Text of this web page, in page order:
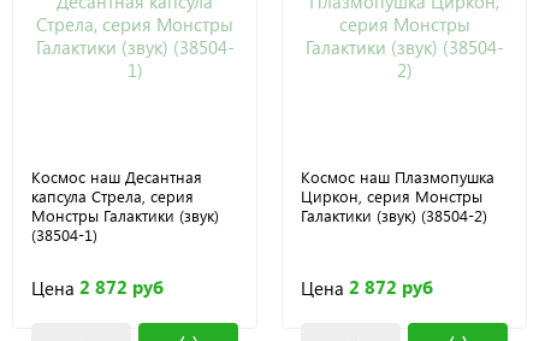
Космос наш Десантная
капсула Стрела, серия
Монстры Галактики (звук)
(38504-1)
Цена 2 872 руб
Космос наш Плазмопушка
Циркон, серия Монстры
Галактики (звук) (38504-2)
Цена 2 872 руб